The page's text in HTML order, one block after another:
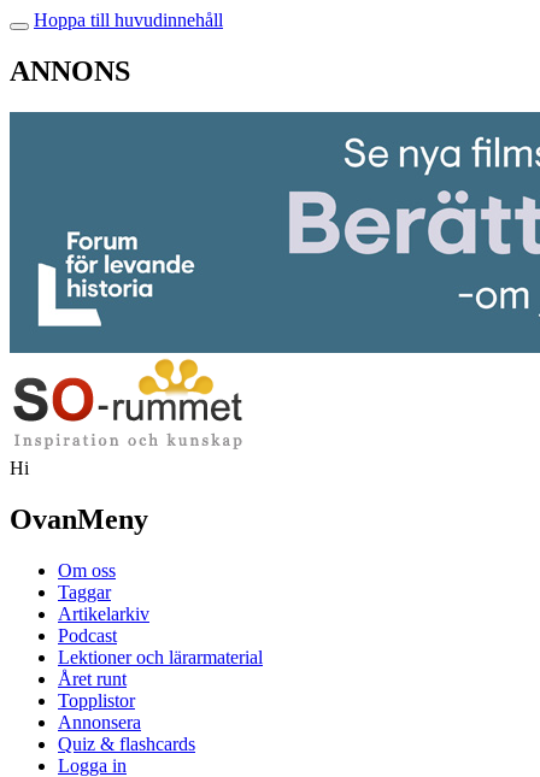
Hoppa till huvudinnehåll
ANNONS
Hi
OvanMeny
Om oss
Taggar
Artikelarkiv
Podcast
Lektioner och lärarmaterial
Året runt
Topplistor
Annonsera
Quiz & flashcards
Logga in